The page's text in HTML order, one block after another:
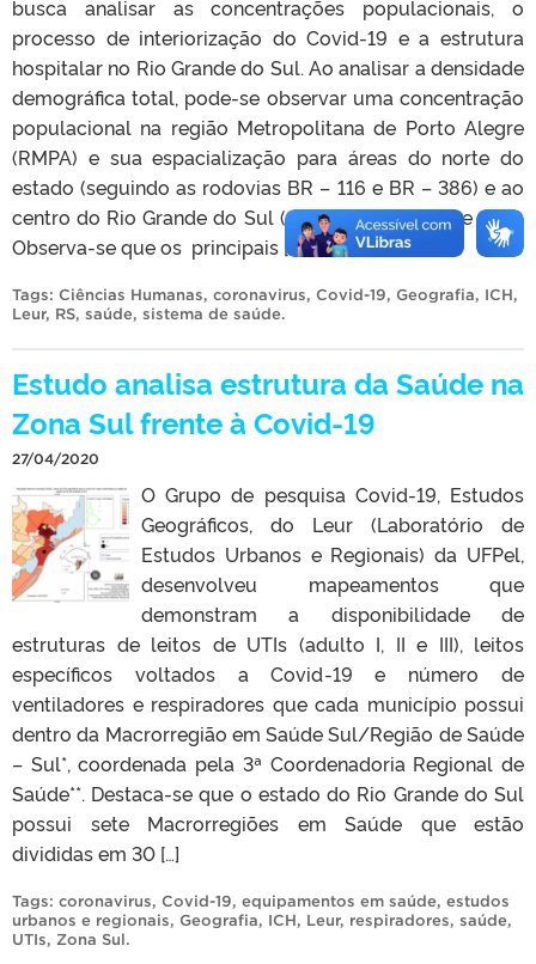
busca analisar as concentrações populacionais, o
processo de interiorização do Covid-19 e a estrutura
hospitalar no Rio Grande do Sul. Ao analisar a densidade
demográfica total, pode-se observar uma concentração
populacional na região Metropolitana de Porto Alegre
(RMPA) e sua espacialização para áreas do norte do
estado (seguindo as rodovias BR – 116 e BR – 386) e ao
centro do Rio Grande do Sul (através da BR-287 e 290).
Observa-se que os principais […]
Tags: Ciências Humanas, coronavirus, Covid-19, Geografia, ICH,
Leur, RS, saúde, sistema de saúde.
Estudo analisa estrutura da Saúde na
Zona Sul frente à Covid-19
27/04/2020
O Grupo de pesquisa Covid-19, Estudos
Geográficos, do Leur (Laboratório de
Estudos Urbanos e Regionais) da UFPel,
desenvolveu mapeamentos que
demonstram a disponibilidade de
estruturas de leitos de UTIs (adulto I, II e III), leitos
específicos voltados a Covid-19 e número de
ventiladores e respiradores que cada município possui
dentro da Macrorregião em Saúde Sul/Região de Saúde
– Sul*, coordenada pela 3ª Coordenadoria Regional de
Saúde**. Destaca-se que o estado do Rio Grande do Sul
possui sete Macrorregiões em Saúde que estão
divididas em 30 […]
Tags: coronavirus, Covid-19, equipamentos em saúde, estudos
urbanos e regionais, Geografia, ICH, Leur, respiradores, saúde,
UTIs, Zona Sul.